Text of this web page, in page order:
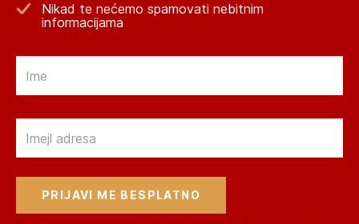
Nikad te nećemo spamovati nebitnim
informacijama